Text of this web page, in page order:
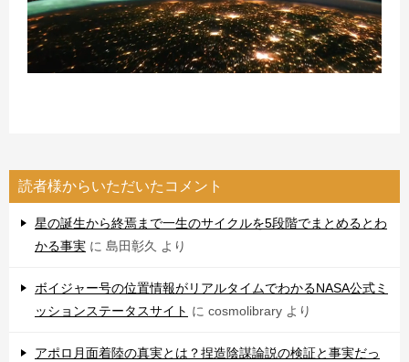
読者様からいただいたコメント
星の誕生から終焉まで一生のサイクルを5段階でまとめるとわ
かる事実 に 島田彰久 より
ボイジャー号の位置情報がリアルタイムでわかるNASA公式ミ
ッションステータスサイト に cosmolibrary より
アポロ月面着陸の真実とは？捏造陰謀論説の検証と事実だっ